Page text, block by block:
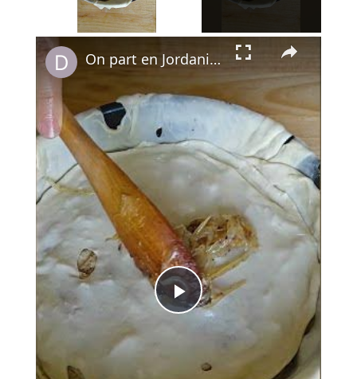
×
Play
Video
On part en Jordanie avec El Makmoura, un grand plat de fête en couches de pâte maison